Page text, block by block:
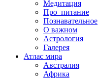
Медитация
Про_питание
Познавательное
О важном
Астрология
Галерея
Атлас мира
Австралия
Африка